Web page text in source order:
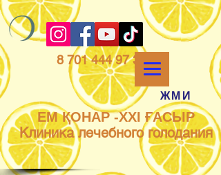
ЕМ ҚОНАР -ХХІ ҒАСЫР
Клиника лечебного голодания
ЖМИ
8 701 444 97 33